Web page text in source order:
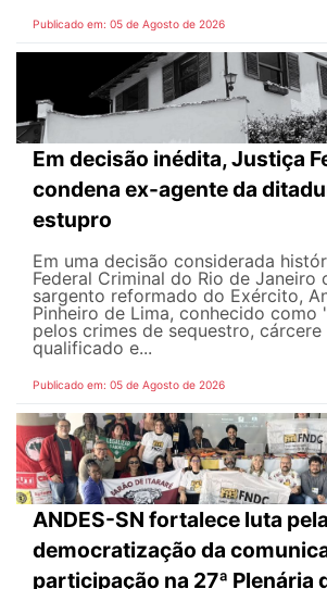
Publicado em: 05 de Agosto de 2026
Em decisão inédita, Justiça
condena ex-agente da
estupro
Em uma decisão considerada
Federal Criminal do Rio de Janeiro
sargento reformado do Exército,
Pinheiro de Lima, conhecido como
pelos crimes de sequestro,
qualificado e...
Publicado em: 05 de Agosto de 2026
ANDES-SN fortalece luta pela
democratização da
participação na 27ª Plenária